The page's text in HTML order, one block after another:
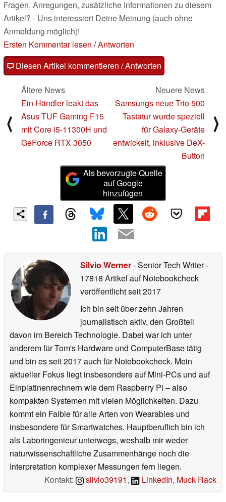
Fragen, Anregungen, zusätzliche Informationen zu diesem
Artikel? - Uns interessiert Deine Meinung (auch ohne
Anmeldung möglich)!
Ersten Kommentar lesen /Antworten
Diesen Artikel kommentieren / Antworten
⟨
Ältere News
Ein Händler leakt das
Asus TUF Gaming F15
mit Core i5-11300H und
GeForce RTX 3050
Neuere News
Samsungs neue Trio 500
Tastatur wurde speziell
für Galaxy-Geräte
entwickelt, inklusive DeX-
Button
⟩
Als bevorzugte Quelle
auf Google
hinzufügen
Silvio Werner- Senior Tech Writer-
17818 Artikel auf Notebookcheck
veröffentlichtseit 2017
Ich bin seit über zehn Jahren
journalistisch aktiv, den Großteil
davon im Bereich Technologie. Dabei war ich unter
anderem für Tom's Hardware und ComputerBase tätig
und bin es seit 2017 auch für Notebookcheck. Mein
aktueller Fokus liegt insbesondere auf Mini-PCs und auf
Einplatinenrechnern wie dem Raspberry Pi – also
kompakten Systemen mit vielen Möglichkeiten. Dazu
kommt ein Faible für alle Arten von Wearables und
insbesondere für Smartwatches. Hauptberuflich bin ich
als Laboringenieur unterwegs, weshalb mir weder
naturwissenschaftliche Zusammenhänge noch die
Interpretation komplexer Messungen fern liegen.
Kontakt:
silvio39191, LinkedIn, Muck Rack